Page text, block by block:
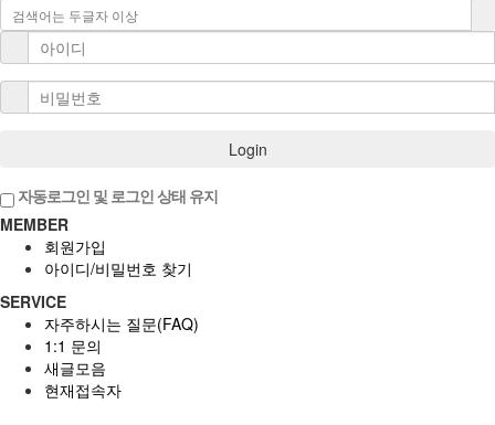
Login
자동로그인 및 로그인 상태 유지
MEMBER
회원가입
아이디/비밀번호 찾기
SERVICE
자주하시는 질문(FAQ)
1:1 문의
새글모음
현재접속자